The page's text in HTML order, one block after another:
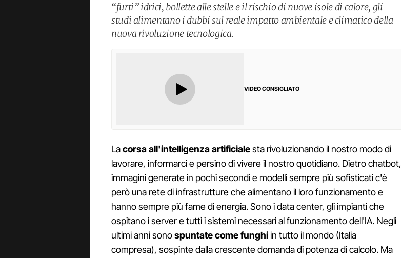
“furti” idrici, bollette alle stelle e il rischio di nuove isole di calore, gli
studi alimentano i dubbi sul reale impatto ambientale e climatico della
nuova rivoluzione tecnologica.
VIDEO CONSIGLIATO
Lacorsa all'intelligenza artificialesta rivoluzionando il nostro modo di
lavorare, informarci e persino di vivere il nostro quotidiano. Dietro chatbot,
immagini generate in pochi secondi e modelli sempre più sofisticati c'è
però una rete di infrastrutture che alimentano il loro funzionamento e
hanno sempre più fame di energia. Sono i data center, gli impianti che
ospitano i server e tutti i sistemi necessari al funzionamento dell'IA. Negli
ultimi anni sonospuntate come funghiin tutto il mondo (Italia
compresa), sospinte dalla crescente domanda di potenza di calcolo. Ma